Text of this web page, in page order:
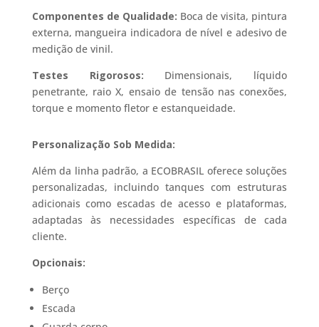
Componentes de Qualidade: Boca de visita, pintura
externa, mangueira indicadora de nível e adesivo de
medição de vinil.
Testes Rigorosos: Dimensionais, líquido
penetrante, raio X, ensaio de tensão nas conexões,
torque e momento fletor e estanqueidade.
Personalização Sob Medida:
Além da linha padrão, a ECOBRASIL oferece soluções
personalizadas, incluindo tanques com estruturas
adicionais como escadas de acesso e plataformas,
adaptadas às necessidades específicas de cada
cliente.
Opcionais:
Berço
Escada